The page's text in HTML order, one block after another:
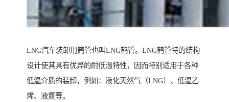
LNG汽车装卸用鹤管也叫LNG鹤管。LNG鹤管特的结构
设计使其具有优异的耐低温特性，因而特别适用于各种
低温介质的装卸，例如：液化天然气（LNG）、低温乙
烯、液氮等。